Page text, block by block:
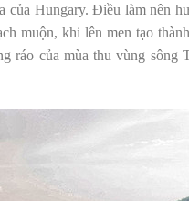
của Hungary. Điều làm nên
muộn, khi lên men tạo
ráo của mùa thu vùng